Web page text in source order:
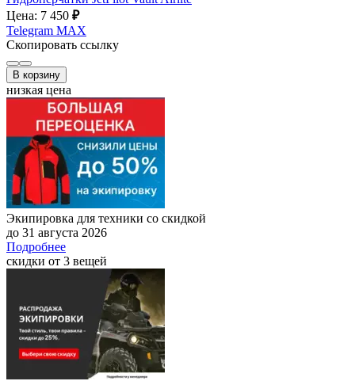
Цена: 7 450 ₽
Telegram MAX
Скопировать ссылку
В корзину
низкая цена
Экипировка для техники со скидкой
до 31 августа 2026
Подробнее
скидки от 3 вещей